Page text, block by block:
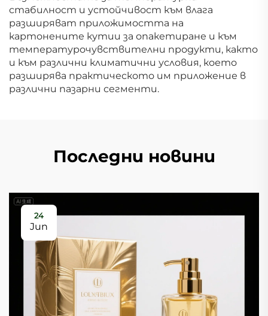
стабилност и устойчивост към влага
разширяват приложимостта на
картонените кутии за опакетиране и към
температурочувствителни продукти, както
и към различни климатични условия, което
разширява практическото им приложение в
различни пазарни сегменти.
Последни новини
24
Jun